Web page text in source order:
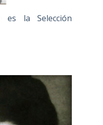
es la Selección